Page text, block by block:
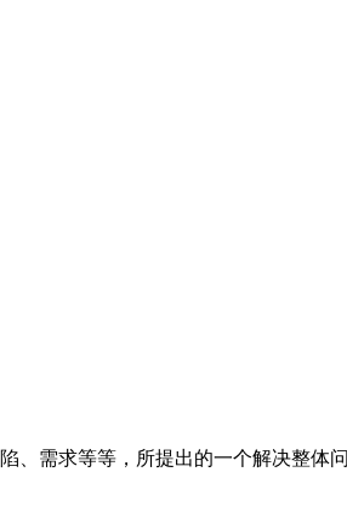
需求等等，所提出的一个解决整体